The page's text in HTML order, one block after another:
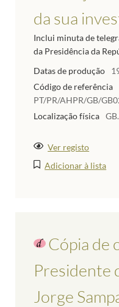
da sua
Inclui minuta de
da Presidência da
Datas de produção
Código de referência
PT/PR/AHPR/GB/
Localização física
Ver registo
Adicionar à lista
Cópia de
Presidente
Jorge